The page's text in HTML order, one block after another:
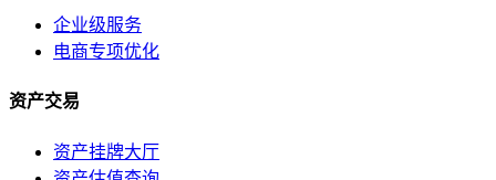
企业级服务
电商专项优化
资产交易
资产挂牌大厅